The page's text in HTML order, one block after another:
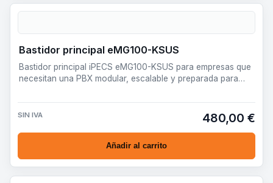
Bastidor principal eMG100-KSUS
Bastidor principal iPECS eMG100-KSUS para empresas que
necesitan una PBX modular, escalable y preparada para
SIN IVA 480,00 €
Añadir al carrito